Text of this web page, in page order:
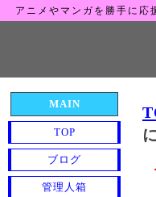
アニメやマンガを勝手に応
MAIN
TOP
ブログ
管理人箱